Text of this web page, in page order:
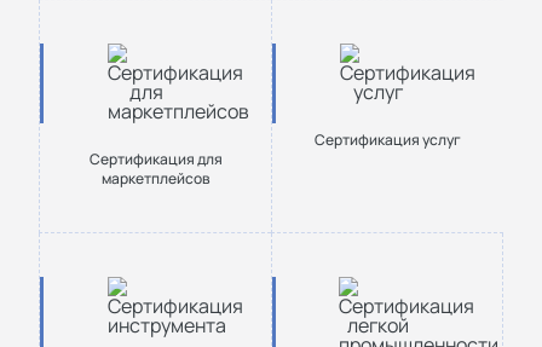
Сертификация для
маркетплейсов
Сертификация услуг